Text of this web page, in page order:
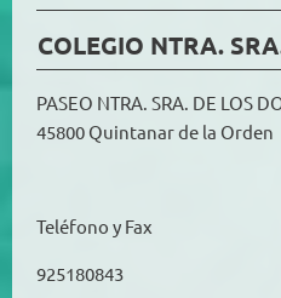
COLEGIO NTRA.
PASEO NTRA. SRA. DE LOS
45800 Quintanar de la Orden
Teléfono y Fax
925180843